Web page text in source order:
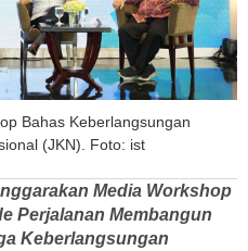
Bahas Keberlangsungan
(JKN). Foto: ist
Media Workshop
Perjalanan Membangun
Keberlangsungan